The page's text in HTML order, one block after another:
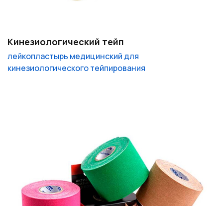
Кинезиологический тейп
лейкопластырь медицинский для
кинезиологического тейпирования